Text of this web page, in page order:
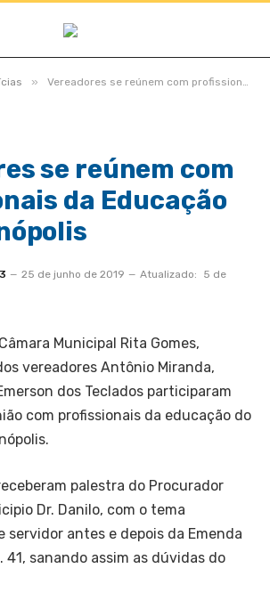
» Vereadores se reúnem com profissionais da Educação de Pontinópolis
se reúnem com
da Educação
25 de junho de 2019 Atualizado:
5 de
Municipal Rita Gomes,
vereadores Antônio Miranda,
dos Teclados participaram
com profissionais da educação do
palestra do Procurador
Dr. Danilo, com o tema
servidor antes e depois da Emenda
sanando assim as dúvidas do